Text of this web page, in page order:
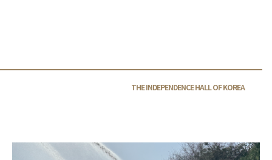
THE INDEPENDENCE HALL OF KOREA